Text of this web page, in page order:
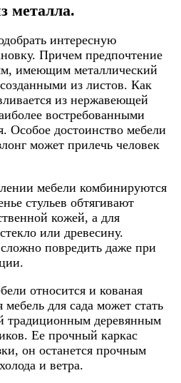
металла.
интересную
Причем предпочтение
имеющим металлический
из листов. Как
из нержавеющей
востребованными
Особое достоинство мебели
может прилечь человек
мебели комбинируются
стульев обтягивают
кожей, а для
или древесину.
повредить даже при
относится и кованая
мебель для сада может стать
традиционным деревянным
Ее прочный каркас
он останется прочным
и ветра.